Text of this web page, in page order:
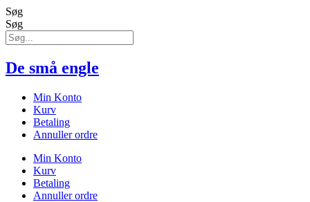
Søg
Søg
De små engle
Min Konto
Kurv
Betaling
Annuller ordre
Min Konto
Kurv
Betaling
Annuller ordre